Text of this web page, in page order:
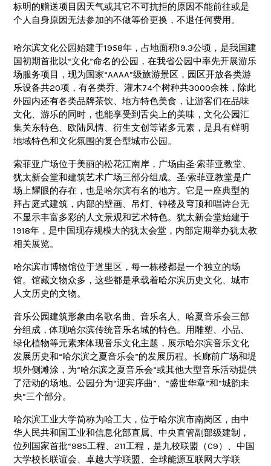
标明的赠送项目因天气或其它不可抗拒的原因不能前往或是
个人自身原因无法参加的不做等价更换，不退任何费用。
哈尔滨文化公园始建于1958年，占地面积19.3公顷，是我国建
国初期首批以“文化”命名的公园，在我省公园中率先开展游乐
场服务项目，现为国家“AAAA”级旅游景区，园区开放各类游
乐设备共20项，有各类乔、灌木74个树种共3000余株，除此
外园内还有各类品牌茶饮、地方特色美食，让游客们在品味
文化、游乐的同时，也能享受到舌尖上的美味，文化公园汇
集关东特色、欧陆风情、衍生文创等诸多元素，是具有鲜明
地域特色和文化氛围的复合型城市公园。
索菲亚广场位于美丽的松花江南岸，广场由圣·索菲亚教堂、
犹太新会堂和建筑艺术广场三部分组成。圣·索菲亚教堂是广
场上耀眼的存在，也是哈尔滨有名的地方。它是一座典型的
拜占庭式建筑，内部的壁画、吊灯、钟楼及穹顶和唱诗台无
不显示丰富多彩的人文景观和艺术特色。犹太新会堂始建于
1918年，是中国现存规模大的犹太会堂，内部定期举办犹太教
相关展览。
哈尔滨市博物馆位于道里区，每一栋楼都是一个独立的场
馆。馆藏文物众多，这些都是承载着哈尔滨历史文化、城市
人文历史的文物。
音乐公园建筑形象由名歌名曲、音乐名人、哈夏音乐会三部
分组成，体现哈尔滨传统音乐名城的特色。用雕塑、小品、
绿化植物等元素来体现音乐文化主题，展示哈尔滨音乐文化
发展历史和“哈尔滨之夏音乐会”的发展历程。长廊前广场和堤
坝外侧滩涂，为“哈尔滨之夏音乐会”或其他大型音乐活动提供
了活动的场地。公园分为“迎宾序曲”、“盛世华章”和“城韵未
央”三个部分。
哈尔滨工业大学简称为哈工大，位于哈尔滨市南岗区，由中
华人民共和国工业和信息化部直属、中央直管副部级建制，
位列国家首批“985工程、211工程，是九校联盟（C9）、中国
大学校长联谊会、卓越大学联盟、全球能源互联网大学联